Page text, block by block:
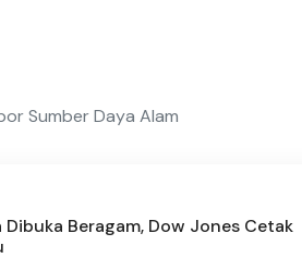
Sumber Daya Alam
Dibuka Beragam, Dow Jones Cetak